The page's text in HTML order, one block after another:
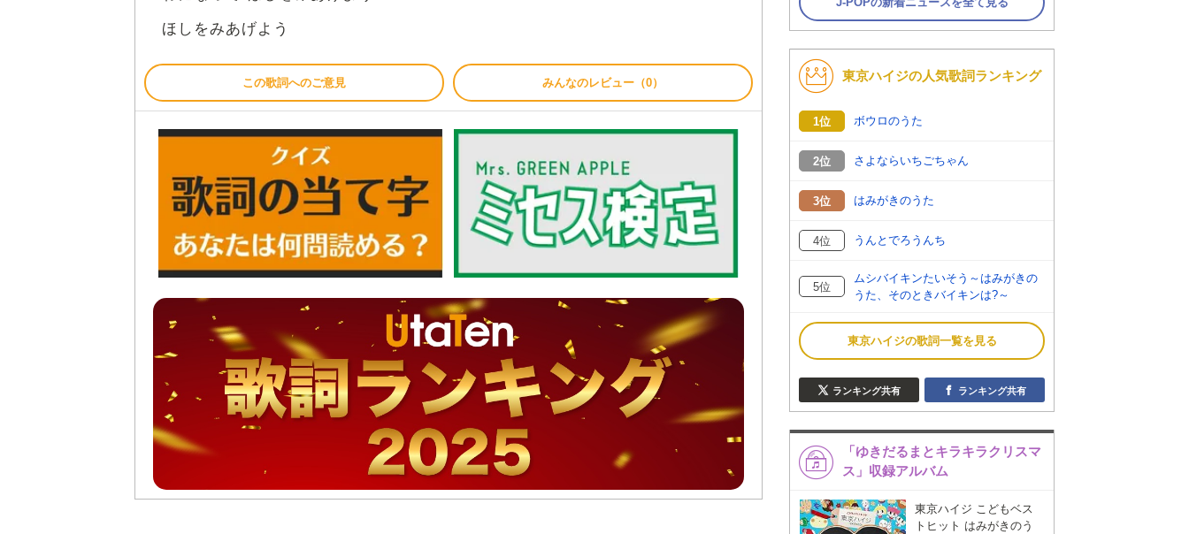
ほしをみあげよう
この歌詞へのご意見 みんなのレビュー（0）
東京ハイジの人気歌詞ランキング
1位 ボウロのうた
2位 さよならいちごちゃん
3位 はみがきのうた
4位 うんとでろうんち
5位
ムシバイキンたいそう～はみがきの
うた、そのときバイキンは?～
東京ハイジの歌詞一覧を見る
ランキング共有 ランキング共有
「ゆきだるまとキラキラクリスマ
ス」収録アルバム
東京ハイジ こどもベス
トヒット はみがきのう